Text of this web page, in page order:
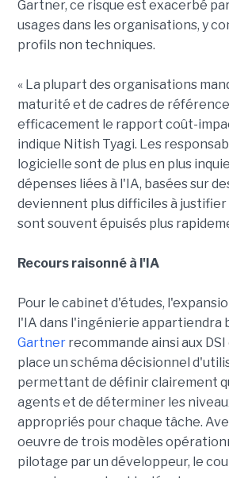
Gartner, ce risque est exacerbé
usages dans les organisations, y
profils non techniques.
« La plupart des organisations
maturité et de cadres de
efficacement le rapport coût-
indique Nitish Tyagi. Les
logicielle sont de plus en plus
dépenses liées à l'IA, basées sur
deviennent plus difficiles à
sont souvent épuisés plus
Recours raisonné à l'IA
Pour le cabinet d'études,
l'IA dans l'ingénierie appartiendra
Gartnerrecommande ainsi aux
place un schéma décisionnel
permettant de définir clairement
agents et de déterminer les
appropriés pour chaque tâche.
oeuvre de trois modèles
pilotage par un développeur, le